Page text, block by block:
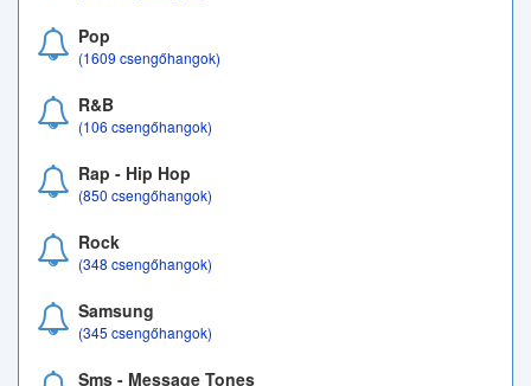
Pop
(1609 csengőhangok)
R&B
(106 csengőhangok)
Rap - Hip Hop
(850 csengőhangok)
Rock
(348 csengőhangok)
Samsung
(345 csengőhangok)
Sms - Message Tones